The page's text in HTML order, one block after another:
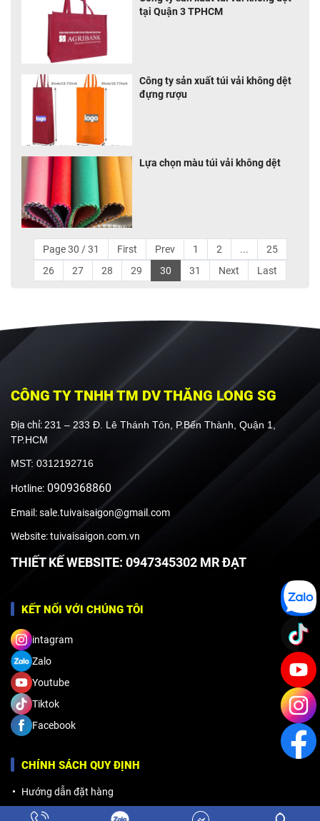
Công ty sản xuất túi vải không dệt
Công ty sản xuất túi vải không dệt
Page 30 / 31 First Prev 1 2
25
CÔNG TY TNHH TM DV THĂNG LONG SG
Địa chỉ:231 – 233 Đ. Lê Thánh Tôn, P.Bến Thành, Quận 1,
TP.HCM
MST: 0312192716
Hotline: 0909368860
Email: sale.tuivaisaigon@gmail.com
Website: tuivaisaigon.com.vn
KẾT NỐI VỚI CHÚNG TÔI
intagram
Zalo
Youtube
Tiktok
CHÍNH SÁCH QUY ĐỊNH
Hướng dẫn đặt hàng